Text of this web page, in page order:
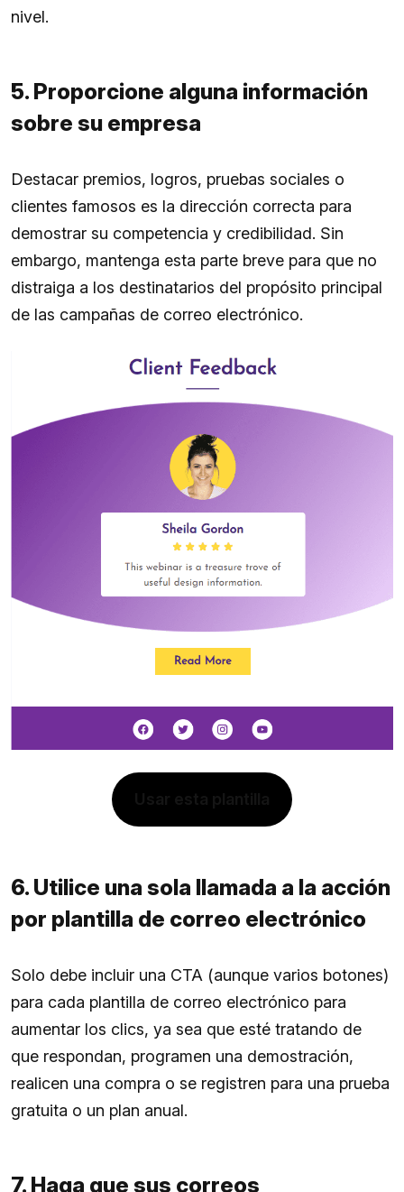
nivel.
5. Proporcione alguna información
sobre su empresa
Destacar premios, logros, pruebas sociales o
clientes famosos es la dirección correcta para
demostrar su competencia y credibilidad. Sin
embargo, mantenga esta parte breve para que no
distraiga a los destinatarios del propósito principal
de las campañas de correo electrónico.
6. Utilice una sola llamada a la acción
por plantilla de correo electrónico
Solo debe incluir una CTA (aunque varios botones)
para cada plantilla de correo electrónico para
aumentar los clics, ya sea que esté tratando de
que respondan, programen una demostración,
realicen una compra o se registren para una prueba
gratuita o un plan anual.
7. Haga que sus correos